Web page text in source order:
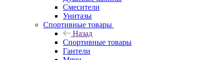
Смесители
Унитазы
Спортивные товары
Назад
Спортивные товары
Гантели